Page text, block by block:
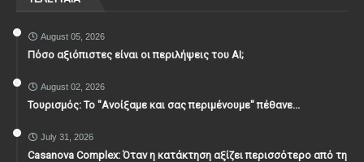
August 05, 2026
Πόσο αξιόπιστες είναι οι περιλήψεις του ΑΙ;
August 02, 2026
Τουρισμός: Το "Ανοίξαμε και σας περιμένουμε" πέθανε...
July 31, 2026
Casanova Complex: Όταν η κατάκτηση αξίζει περισσότερο από τη